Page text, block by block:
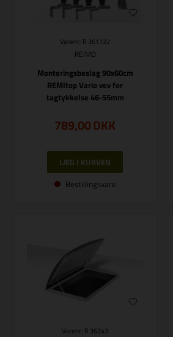
Varenr.: R 361722
REIMO
Monteringsbeslag 90x60cm
REMItop Vario vev for
tagtykkelse 46-55mm
789,00DKK
Bestillingsvare
Varenr.: R 36243